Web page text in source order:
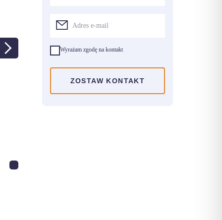
Wyrażam zgodę na kontakt